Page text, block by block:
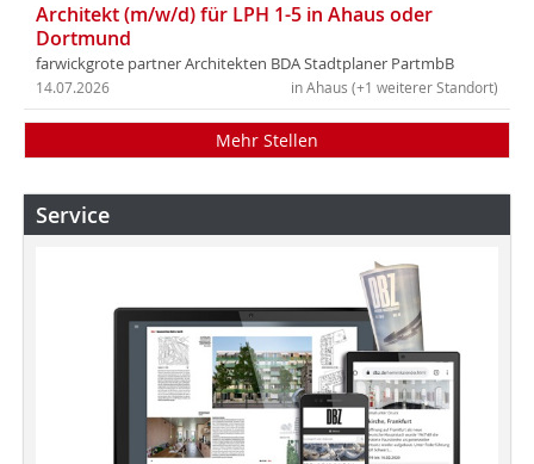
Architekt (m/w/d) für LPH 1-5 in Ahaus oder
Dortmund
farwickgrote partner Architekten BDA Stadtplaner PartmbB
in Ahaus (+1 weiterer Standort)
14.07.2026
Mehr Stellen
Service